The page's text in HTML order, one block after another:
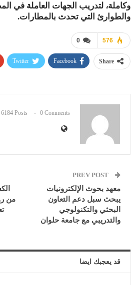
وكاملة، لتدريب الجهات العاملة في
والطوارئ التي تحدث بالمطارات.
0 576
Share
Facebook
Twitter
6184 Posts 0 Comments
معهد بحوث الإلكترونيات
يبحث سبل دعم التعاون
البحثي والتكنولوجي
والتدريبي مع جامعة حلوان
من
قد يعجبك ايضا